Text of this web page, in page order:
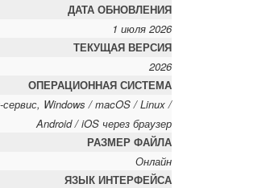
ДАТА ОБНОВЛЕНИЯ
1 июля 2026
ТЕКУЩАЯ ВЕРСИЯ
2026
ОПЕРАЦИОННАЯ СИСТЕМА
Windows / macOS / Linux /
Android / iOS через браузер
РАЗМЕР ФАЙЛА
Онлайн
ЯЗЫК ИНТЕРФЕЙСА